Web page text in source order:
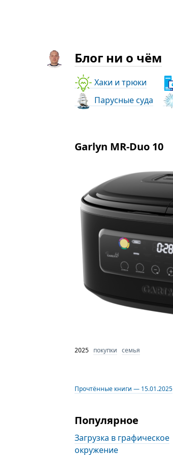
Блог ни о чём
Хаки и трюки
Парусные суда
Garlyn MR-Duo 10
2025 покупки семья
Прочтённые книги — 15.01.2025
Популярное
Загрузка в графическое
окружение